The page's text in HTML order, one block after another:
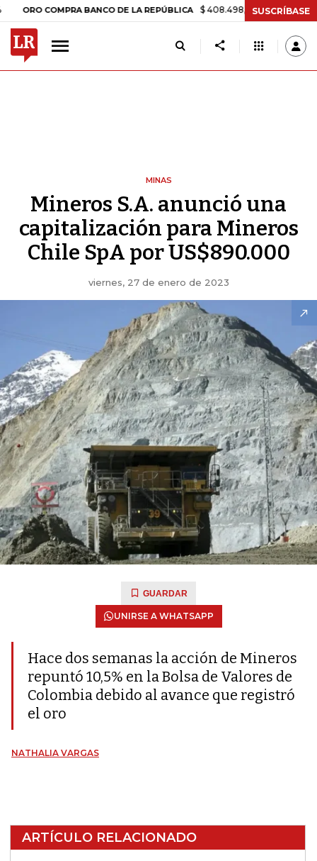
COMPRA BANCO DE LA REPÚBLICA $ 408.498,97 +$ 8.753,81 +2,19%
SUSCRÍBASE
MINAS
Mineros S.A. anunció una
capitalización para Mineros
Chile SpA por US$890.000
viernes, 27 de enero de 2023
GUARDAR
UNIRSE A WHATSAPP
Hace dos semanas la acción de Mineros
repuntó 10,5% en la Bolsa de Valores de
Colombia debido al avance que registró
el oro
NATHALIA VARGAS
ARTÍCULO RELACIONADO